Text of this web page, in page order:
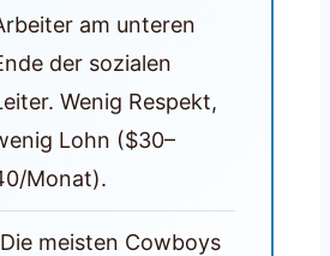
am unteren
der sozialen
Wenig Respekt,
Lohn ($30–
Monat).
Die meisten Cowboys